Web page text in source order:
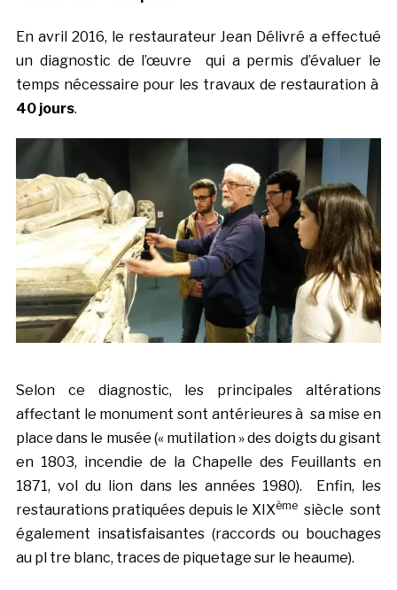
En avril 2016, le restaurateur Jean Délivré a effectué
un diagnostic de l’œuvre qui a permis d’évaluer le
temps nécessaire pour les travaux de restauration à
40 jours.
Selon ce diagnostic, les principales altérations
affectant le monument sont antérieures à sa mise en
place dans le musée (« mutilation » des doigts du gisant
en 1803, incendie de la Chapelle des Feuillants en
1871, vol du lion dans les années 1980). Enfin, les
restaurations pratiquées depuis le XIXème siècle sont
également insatisfaisantes (raccords ou bouchages
au pl tre blanc, traces de piquetage sur le heaume).